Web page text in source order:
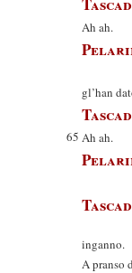
Ah ah.
gl’han
65 Ah ah.
inganno.
A pranso